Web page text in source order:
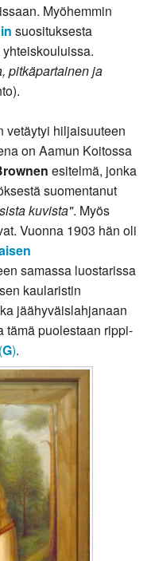
Myöhemmin
suosituksesta
pitkäpartainen ja
vetäytyi hiljaisuuteen
on Aamun Koitossa
esitelmä, jonka
suomentanut
kuvista". Myös
Vuonna 1903 hän oli
samassa luostarissa
kaularistin
jäähyväislahjanaan
tämä puolestaan rippi-
(G).